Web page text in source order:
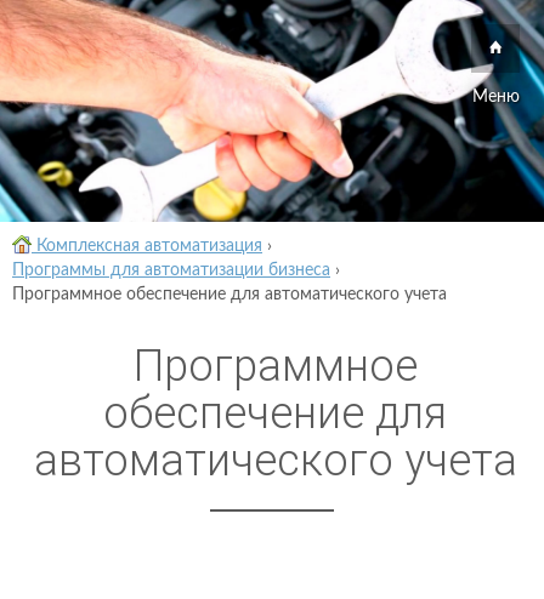
Меню
Комплексная автоматизация ›
Программы для автоматизации бизнеса ›
Программное обеспечение для автоматического учета
Программное
обеспечение для
автоматического учета